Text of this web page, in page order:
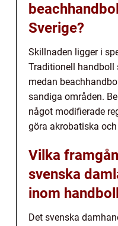
Sverige?
Skillnaden ligger i
Traditionell handboll
medan
sandiga områden.
något modifierade
göra akrobatiska
Vilka
svenska
inom
Det svenska